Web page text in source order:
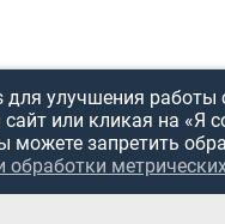
улучшения работы
или кликая на «Я
можете запретить
обработки